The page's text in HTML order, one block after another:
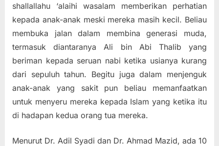
shallallahu ‘alaihi wasalam memberikan perhatian
kepada anak-anak meski mereka masih kecil. Beliau
membuka jalan dalam membina generasi muda,
termasuk diantaranya Ali bin Abi Thalib yang
beriman kepada seruan nabi ketika usianya kurang
dari sepuluh tahun. Begitu juga dalam menjenguk
anak-anak yang sakit pun beliau memanfaatkan
untuk menyeru mereka kepada Islam yang ketika itu
di hadapan kedua orang tua mereka.
Menurut Dr. Adil Syadi dan Dr. Ahmad Mazid, ada 10